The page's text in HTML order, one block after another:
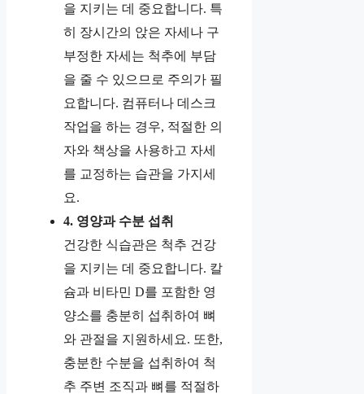
을 지키는 데 중요합니다. 특
히 장시간의 앉은 자세나 구
부정한 자세는 척추에 부담
을 줄 수 있으므로 주의가 필
요합니다. 컴퓨터나 데스크
작업을 하는 경우, 적절한 의
자와 책상을 사용하고 자세
를 교정하는 습관을 가지세
요.
4. 영양과 수분 섭취
건강한 식습관은 척추 건강
을 지키는 데 중요합니다. 칼
슘과 비타민 D를 포함한 영
양소를 충분히 섭취하여 뼈
와 관절을 지원하세요. 또한,
충분한 수분을 섭취하여 척
추 주변 조직과 뼈를 적절하